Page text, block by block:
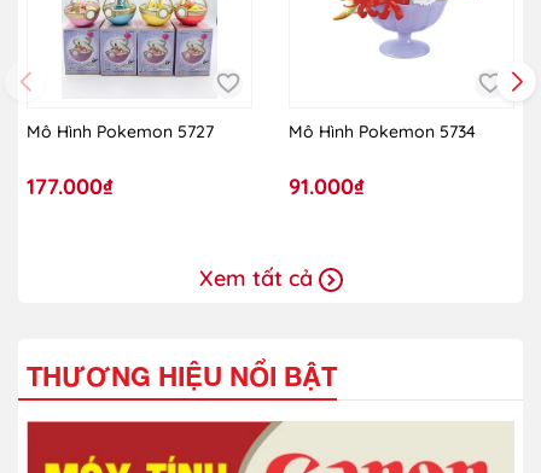
Mô Hình Pokemon 5727
177.000₫
Mô Hình Pokemon 5734
91.000₫
Xem tất cả
THƯƠNG HIỆU NỔI BẬT